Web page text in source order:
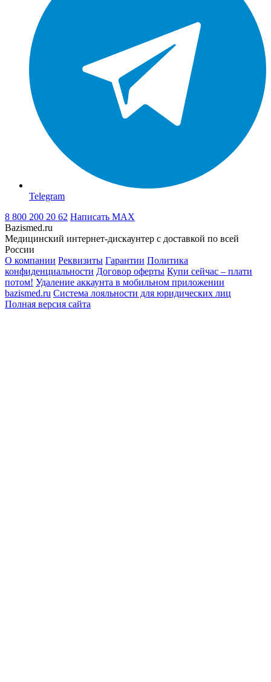
Telegram
8 800 200 20 62 Написать MAX
Bazismed.ru
Медицинский интернет-дискаунтер с доставкой по всей
России
О компании Реквизиты Гарантии Политика
конфиденциальности Договор оферты Купи сейчас – плати
потом! Удаление аккаунта в мобильном приложении
bazismed.ru Система лояльности для юридических лиц
Полная версия сайта